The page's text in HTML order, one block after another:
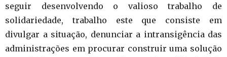
seguir desenvolvendo o valioso trabalho de
solidariedade, trabalho este que consiste em
divulgar a situação, denunciar a intransigência das
administrações em procurar construir uma solução